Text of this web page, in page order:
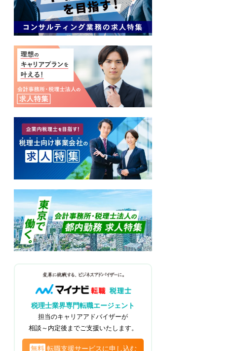
税理士業界専門転職エージェント
担当のキャリアアドバイザーが
相談～内定後までご支援いたします。
無料 転職支援サービスに申し込む